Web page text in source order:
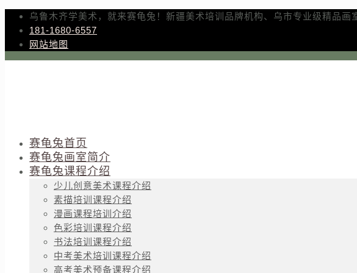
乌鲁木齐学美术，就来赛龟兔！新疆美术培训品牌机构、乌市专业级精品
181-1680-6557
网站地图
赛龟兔首页
赛龟兔画室简介
赛龟兔课程介绍
少儿创意美术课程介绍
素描培训课程介绍
漫画课程培训介绍
色彩培训课程介绍
书法培训课程介绍
中考美术培训课程介绍
高考美术预备课程介绍